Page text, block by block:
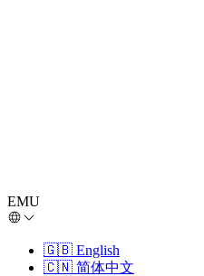
EMU
🇬🇧 English
🇨🇳 简体中文